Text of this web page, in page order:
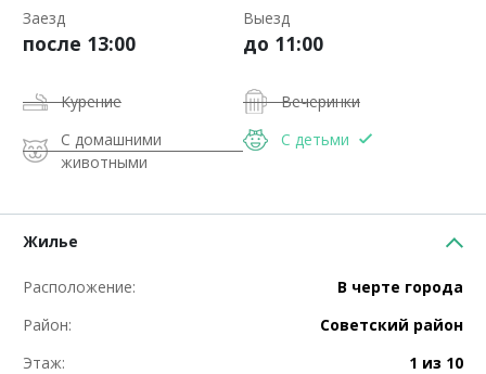
Заезд
после 13:00
Выезд
до 11:00
Курение
Вечеринки
С домашними
животными
С детьми
Жилье
Расположение:
В черте города
Район:
Советский район
Этаж:
1 из 10